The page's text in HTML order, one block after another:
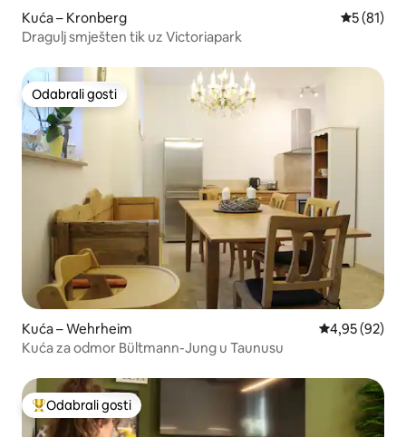
Kuća – Kronberg Prosječna
5 (81)
Dragulj smješten tik uz Victoriapark
Odabrali gosti
Odabrali gosti
Kuća – Wehrheim Prosječna
4,95 (92)
Kuća za odmor Bültmann-Jung u Taunusu
Među najviše rangiranima s oznakom „Odabrali gosti”
Odabrali gosti